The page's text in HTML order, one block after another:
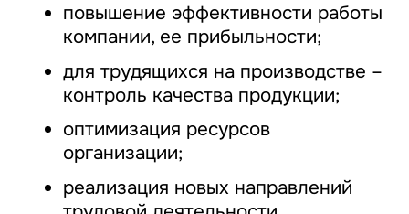
повышение эффективности работы
компании, ее прибыльности;
для трудящихся на производстве –
контроль качества продукции;
оптимизация ресурсов
организации;
реализация новых направлений